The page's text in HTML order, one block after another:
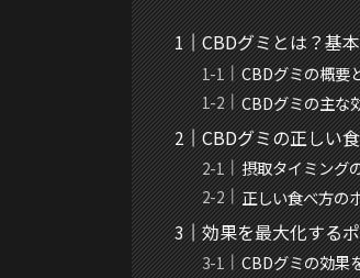
CBDグミとは？基
CBDグミの概要
CBDグミの主な
CBDグミの正しい
摂取タイミング
正しい食べ方の
効果を最大化する
CBDグミの効果